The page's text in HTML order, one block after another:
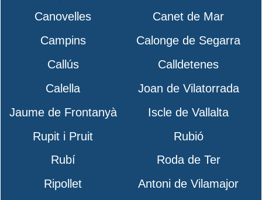
Canovelles
Canet de Mar
Campins
Calonge de Segarra
Callús
Calldetenes
Calella
Joan de Vilatorrada
Jaume de Frontanyà
Iscle de Vallalta
Rupit i Pruit
Rubió
Rubí
Roda de Ter
Ripollet
Antoni de Vilamajor